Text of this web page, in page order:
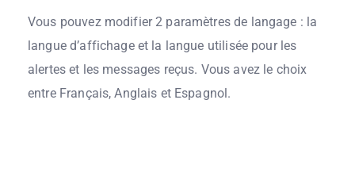
Vous pouvez modifier 2 paramètres de langage : la
langue d’affichage et la langue utilisée pour les
alertes et les messages reçus. Vous avez le choix
entre Français, Anglais et Espagnol.